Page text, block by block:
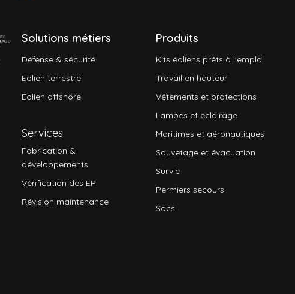
Solutions métiers
Défense & sécurité
Eolien terrestre
Eolien offshore
Services
Fabrication &
développements
Vérification des EPI
Révision maintenance
Produits
Kits éoliens prêts à l'emploi
Travail en hauteur
Vêtements et protections
Lampes et éclairage
Maritimes et aéronautiques
Sauvetage et évacuation
Survie
Permiers secours
Sacs